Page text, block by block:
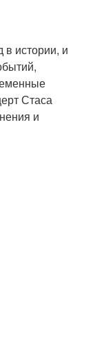
в истории, и
Стаса
и